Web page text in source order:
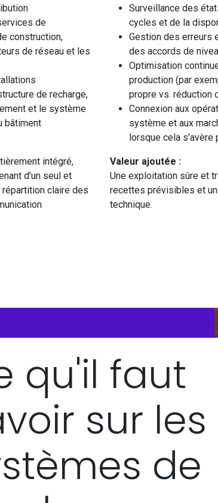
de
construction,
de réseau et les
de recharge,
et le système
bâtiment
intégré,
d'un seul et
claire des
Surveillance des
cycles et de la
Gestion des erreurs
des accords de
Optimisation
production (par
propre vs. réduction
Connexion aux
système et aux
lorsque cela s'avère
Valeur ajoutée :
Une exploitation sûre et
recettes prévisibles et
technique.
qu'il faut
sur les
de